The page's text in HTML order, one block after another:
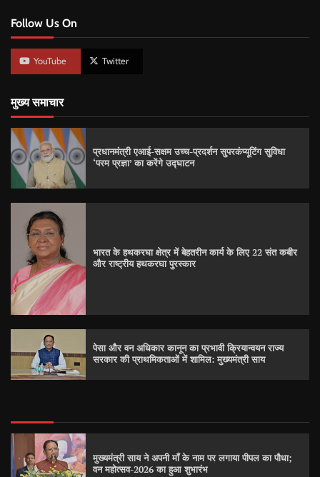
Follow Us On
YouTube Twitter
मुख्य समाचार
प्रधानमंत्री एआई-सक्षम उच्च-प्रदर्शन सुपरकंप्यूटिंग सुविधा
‘परम प्रज्ञा’ का करेंगे उद्घाटन
भारत के हथकरघा क्षेत्र में बेहतरीन कार्य के लिए 22 संत कबीर
और राष्ट्रीय हथकरघा पुरस्कार
पेसा और वन अधिकार कानून का प्रभावी क्रियान्वयन राज्य
सरकार की प्राथमिकताओं में शामिल: मुख्यमंत्री साय
मुख्यमंत्री साय ने अपनी माँ के नाम पर लगाया पीपल का पौधा;
वन महोत्सव-2026 का हुआ शुभारंभ